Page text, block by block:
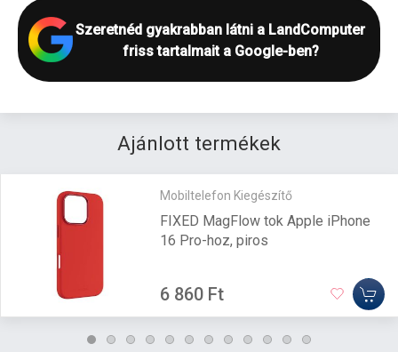
Szeretnéd gyakrabban látni a LandComputer
friss tartalmait a Google-ben?
Ajánlott termékek
Mobiltelefon Kiegészítő
FIXED MagFlow tok Apple iPhone
16 Pro-hoz, piros
6 860 Ft